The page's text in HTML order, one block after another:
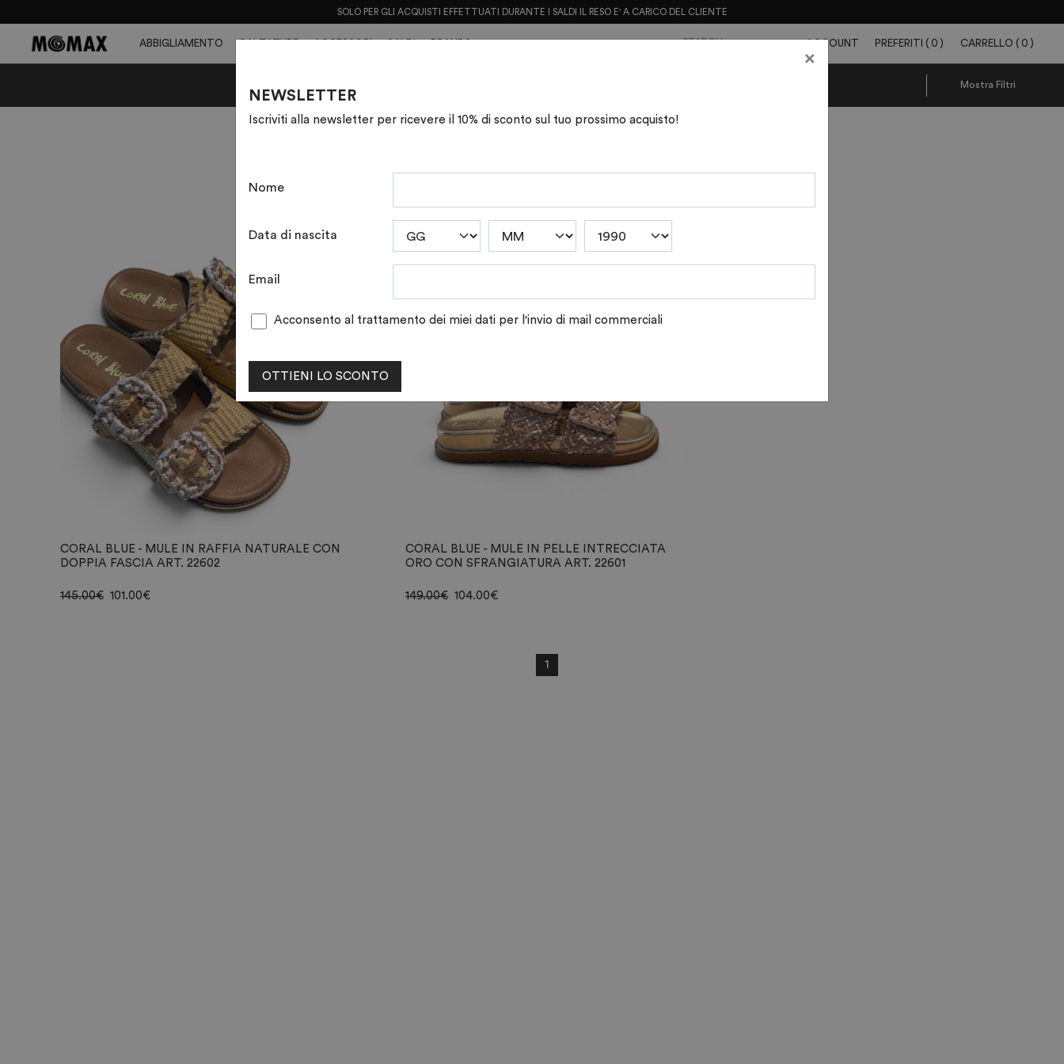
SOLO PER GLI ACQUISTI EFFETTUATI DURANTE I SALDI IL RESO E' A CARICO DEL CLIENTE
ABBIGLIAMENTO CALZATURE ACCESSORI SALDI BRANDS ACCOUNT PREFERITI ( 0 ) CARRELLO ( 0 )
Mostra Filtri
CORAL BLUE - MULE IN RAFFIA NATURALE CON
DOPPIA FASCIA ART. 22602
145.00€ 101.00€
CORAL BLUE - MULE IN PELLE INTRECCIATA
ORO CON SFRANGIATURA ART. 22601
149.00€ 104.00€
1
×
NEWSLETTER
Iscriviti alla newsletter per ricevere il 10% di sconto sul tuo prossimo acquisto!
Nome
Data di nascita
Email
Acconsento al trattamento dei miei dati per l'invio di mail commerciali
OTTIENI LO SCONTO